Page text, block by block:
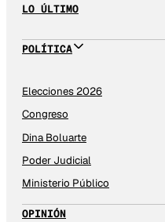
LO ÚLTIMO
POLÍTICA
Elecciones 2026
Congreso
Dina Boluarte
Poder Judicial
Ministerio Público
OPINIÓN